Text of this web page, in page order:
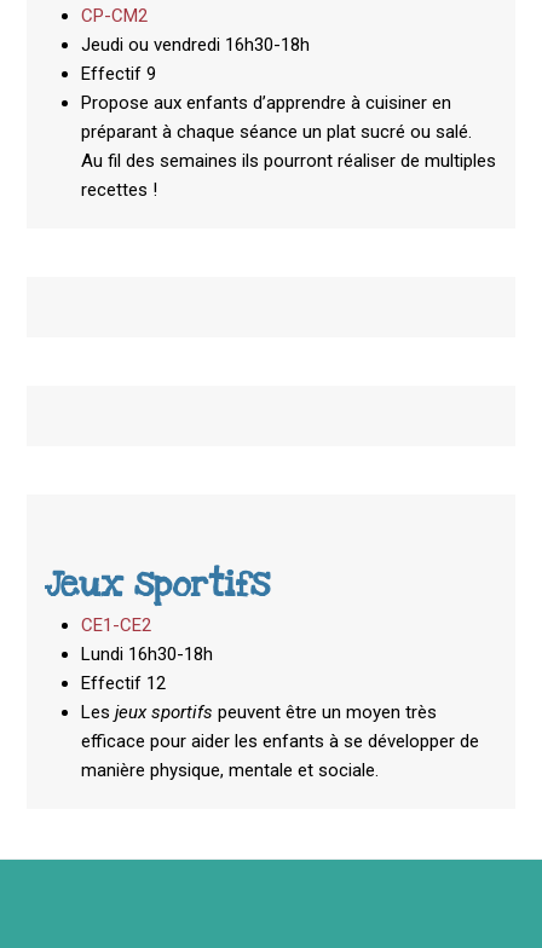
CP-CM2
Jeudi ou vendredi 16h30-18h
Effectif 9
Propose aux enfants d’apprendre à cuisiner en
préparant à chaque séance un plat sucré ou salé.
Au fil des semaines ils pourront réaliser de multiples
recettes !
Jeux sportifs
CE1-CE2
Lundi 16h30-18h
Effectif 12
Lesjeux sportifs peuvent être un moyen très
efficace pour aider les enfants à se développer de
manière physique, mentale et sociale.